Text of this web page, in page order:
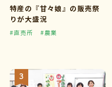
特産の『甘々娘』の販売祭
りが大盛況
#直売所 #農業